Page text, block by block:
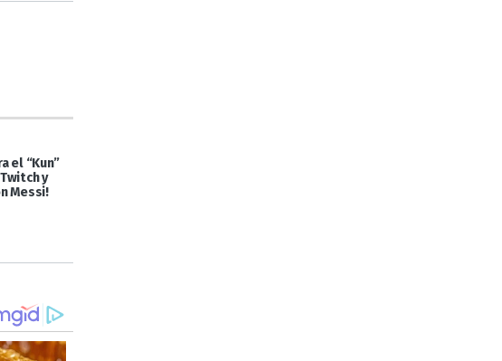
el “Kun”
y
Messi!